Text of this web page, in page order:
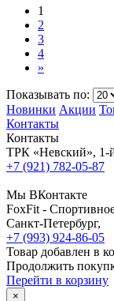
1
2
3
4
»
Показывать по:
Новинки Акции
Контакты
Контакты
ТРК «Невский», 1-
+7 (921) 782-05-87
Мы ВКонтакте
FoxFit -
Санкт-Петербург,
+7 (993) 924-86-05
Товар добавлен в
Продолжить
Перейти в корзину
×